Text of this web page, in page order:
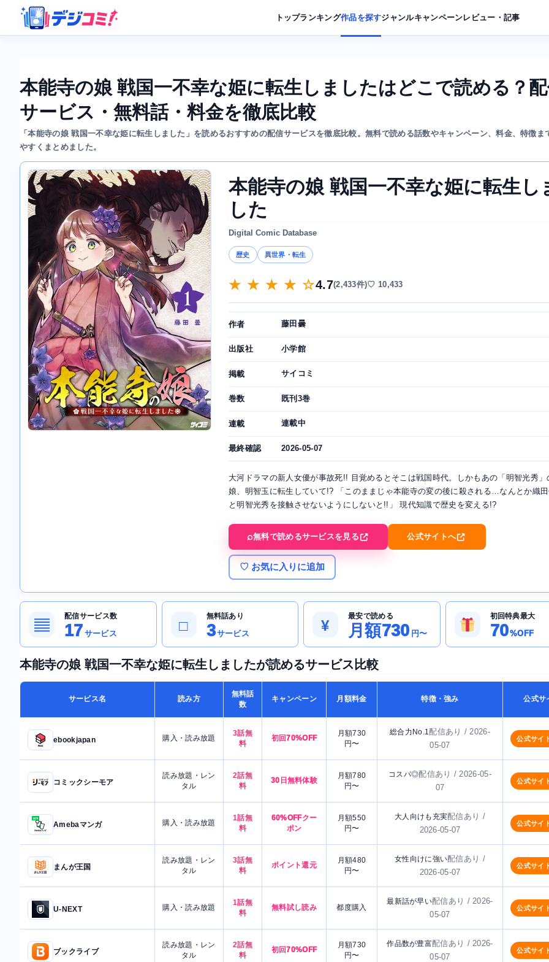
トップランキング作品を探すジャンルキャンペーンレビュー・記事
本能寺の娘 戦国一不幸な姫に転生しましたはどこで読める？
サービス・無料話・料金を徹底比較
「本能寺の娘 戦国一不幸な姫に転生しました」を読めるおすすめの配信サービスを徹底比較。無料で読める話数やキャンペーン、料金、特徴ま
やすくまとめました。
本能寺の娘 戦国一不幸な姫に転生し
した
Digital Comic Database
歴史 異世界・転生
★ ★ ★ ★ ☆4.7(2,433件)♡ 10,433
作者 藤田曇
出版社 小学館
掲載 サイコミ
巻数 既刊3巻
連載 連載中
最終確認 2026-05-07
大河ドラマの新人女優が事故死!! 目覚めるとそこは戦国時代。しかもあの「明智光秀」
娘、明智玉に転生していて!? 「このままじゃ本能寺の変の後に殺される…なんとか織
と明智光秀を接触させないようにしないと!!」 現代知識で歴史を変える!?
無料で読めるサービスを見る 公式サイトへ
♡ お気に入りに追加
▤
配信サービス数
17 サービス □
無料話あり
3サービス ¥
最安で読める
月額730 円〜
初回特典最大
70%OFF
本能寺の娘 戦国一不幸な姫に転生しましたが読めるサービス比較
サービス名 読み方
無料話
数
キャンペーン 月額料金 特徴・強み 公式サ
ebookjapan 購入・読み放題
3話無
料
初回70%OFF
月額730
円〜
総合力No.1配信あり / 2026-
05-07
公式サイ
コミックシーモア
読み放題・レン
タル
2話無
料
30日無料体験
月額780
円〜
コスパ◎配信あり / 2026-05-
07
公式サイ
Amebaマンガ 購入・読み放題
1話無
料
60%OFFクー
ポン
月額550
円〜
大人向けも充実配信あり /
2026-05-07
公式サイ
まんが王国
読み放題・レン
タル
3話無
料
ポイント還元
月額480
円〜
女性向けに強い配信あり /
2026-05-07
公式サイ
U-NEXT 購入・読み放題
1話無
料
無料試し読み 都度購入
最新話が早い配信あり / 2026-
05-07
公式サイ
ブックライブ
読み放題・レン
タル
2話無
料
初回70%OFF
月額730
円〜
作品数が豊富配信あり / 2026-
05-07
公式サイ